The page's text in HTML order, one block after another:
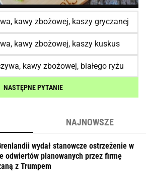
kawy zbożowej, kaszy gryczanej
kawy zbożowej, kaszy kuskus
kawy zbożowej, białego ryżu
NASTĘPNE PYTANIE
NAJNOWSZE
wydał stanowcze ostrzeżenie w
odwiertów planowanych przez firmę
z Trumpem